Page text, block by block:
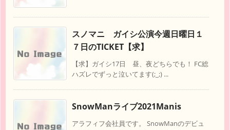
スノマニ ガイシ公演今週日曜日１
７日のTICKET【求】
【求】ガイシ17日 昼、夜どちらでも！ FC総
ハズレでずっと泣いてます(;_;) ...
SnowManライブ2021Manis
アラフィフ会社員です。 SnowManのデビュ